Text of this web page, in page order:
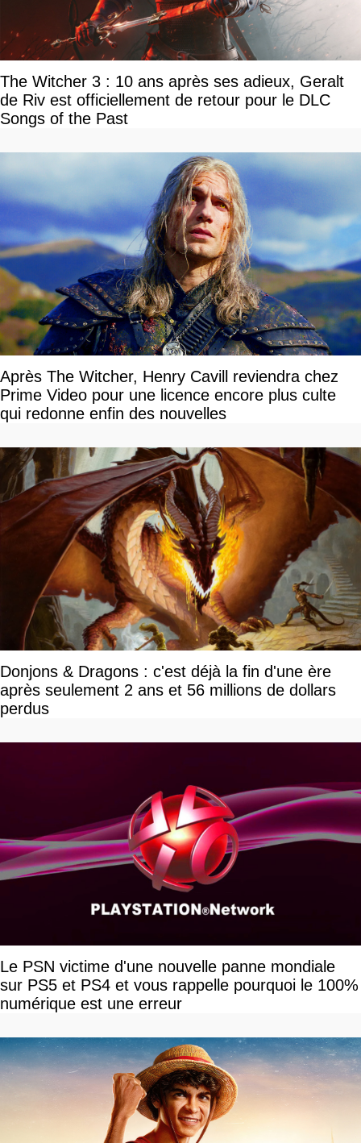
The Witcher 3 : 10 ans après ses adieux, Geralt
de Riv est officiellement de retour pour le DLC
Songs of the Past
Après The Witcher, Henry Cavill reviendra chez
Prime Video pour une licence encore plus culte
qui redonne enfin des nouvelles
Donjons & Dragons : c'est déjà la fin d'une ère
après seulement 2 ans et 56 millions de dollars
perdus
Le PSN victime d'une nouvelle panne mondiale
sur PS5 et PS4 et vous rappelle pourquoi le 100%
numérique est une erreur